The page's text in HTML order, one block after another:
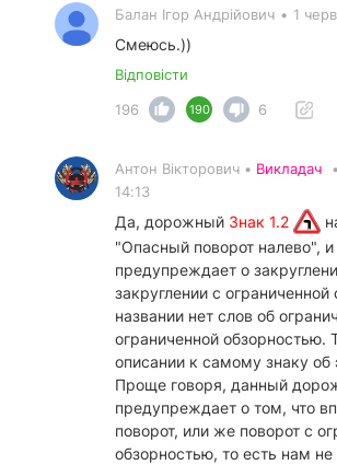
Балан Ігор Андрійович • 1
Смеюсь.))
Відповісти
196
190 6
Антон Вікторович • Викладач •
14:13
Да, дорожный Знак 1.2
"Опасный поворот налево", и
предупреждает о
закруглении с
названии нет слов об
ограниченной обзорностью.
описании к самому знаку об
Проще говоря, данный
предупреждает о том, что
поворот, или же поворот с
обзорностью, то есть нам не